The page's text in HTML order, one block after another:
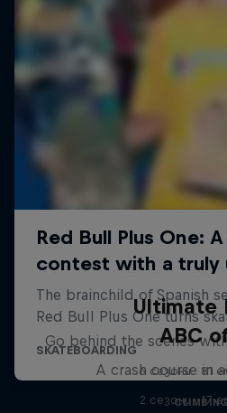
Ultimate
Go behind the scenes
6 сезони · 81
ABC
A crash course in
2 сезони · 17